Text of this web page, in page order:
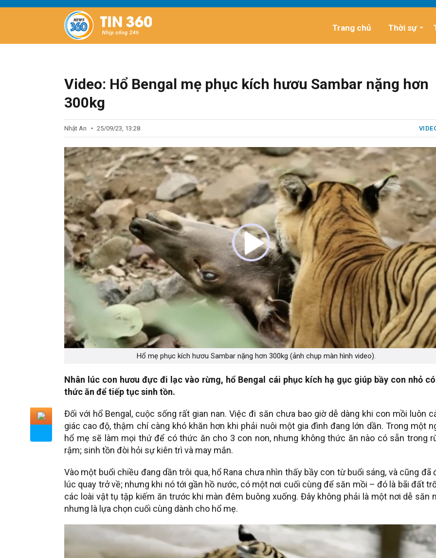
Trang chủ Thời sự
Video: Hổ Bengal mẹ phục kích hươu Sambar nặng hơn
300kg
Nhật An 25/09/23, 13:28
Hổ mẹ phục kích hươu Sambar nặng hơn 300kg (ảnh chụp màn hình video).
Nhân lúc con hươu đực đi lạc vào rừng, hổ Bengal cái phục kích hạ gục giúp bầy con nhỏ
thức ăn để tiếp tục sinh tồn.
Đối với hổ Bengal, cuộc sống rất gian nan. Việc đi săn chưa bao giờ dễ dàng khi con mồi luôn
giác cao độ, thậm chí càng khó khăn hơn khi phải nuôi một gia đình đang lớn dần. Trong một
hổ mẹ sẽ làm mọi thứ để có thức ăn cho 3 con non, nhưng không thức ăn nào có sẵn trong
rậm; sinh tồn đòi hỏi sự kiên trì và may mắn.
Vào một buổi chiều đang dần trôi qua, hổ Rana chưa nhìn thấy bầy con từ buổi sáng, và cũng đã
lúc quay trở về; nhưng khi nó tới gần hồ nước, có một nơi cuối cùng để săn mồi – đó là bãi đất
các loài vật tụ tập kiếm ăn trước khi màn đêm buông xuống. Đây không phải là một nơi dễ săn
nhưng là lựa chọn cuối cùng dành cho hổ mẹ.